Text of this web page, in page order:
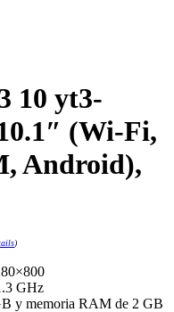
10 yt3-
(Wi-Fi,
Android),
)
GHz
y memoria RAM de 2 GB